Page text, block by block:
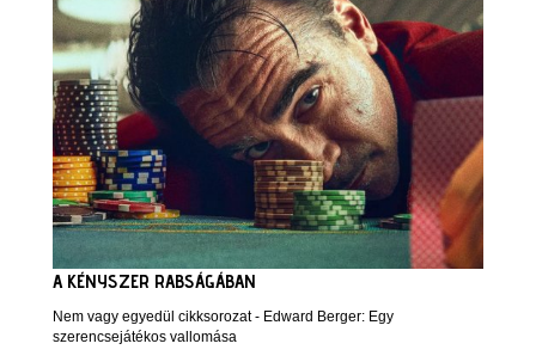
A KÉNYSZER RABSÁGÁBAN
Nem vagy egyedül cikksorozat - Edward Berger: Egy
szerencsejátékos vallomása